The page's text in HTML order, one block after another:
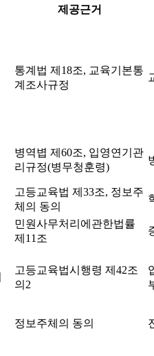
제공근거
통계법 제18조, 교육기본통
계조사규정
병역볍 제60조, 입영연기관
리규정(병무청훈령)
고등교육법 제33조, 정보주
체의 동의
민원사무처리에관한법률
제11조
고등교육법시행령 제42조
의2
정보주체의 동의